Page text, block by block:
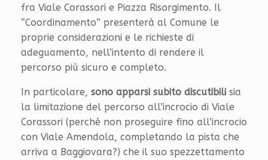
fra Viale Corassori e Piazza Risorgimento. Il
“Coordinamento” presenterà al Comune le
proprie considerazioni e le richieste di
adeguamento, nell’intento di rendere il
percorso più sicuro e completo.
In particolare, sono apparsi subito discutibili sia
la limitazione del percorso all’incrocio di Viale
Corassori (perché non proseguire fino all’incrocio
con Viale Amendola, completando la pista che
arriva a Baggiovara?) che il suo spezzettamento